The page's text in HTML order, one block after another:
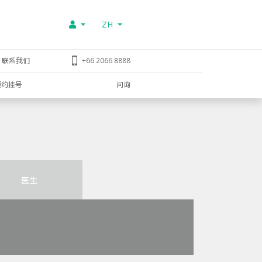
ZH
联系我们 +66 2066 8888
挂号 问询
医生